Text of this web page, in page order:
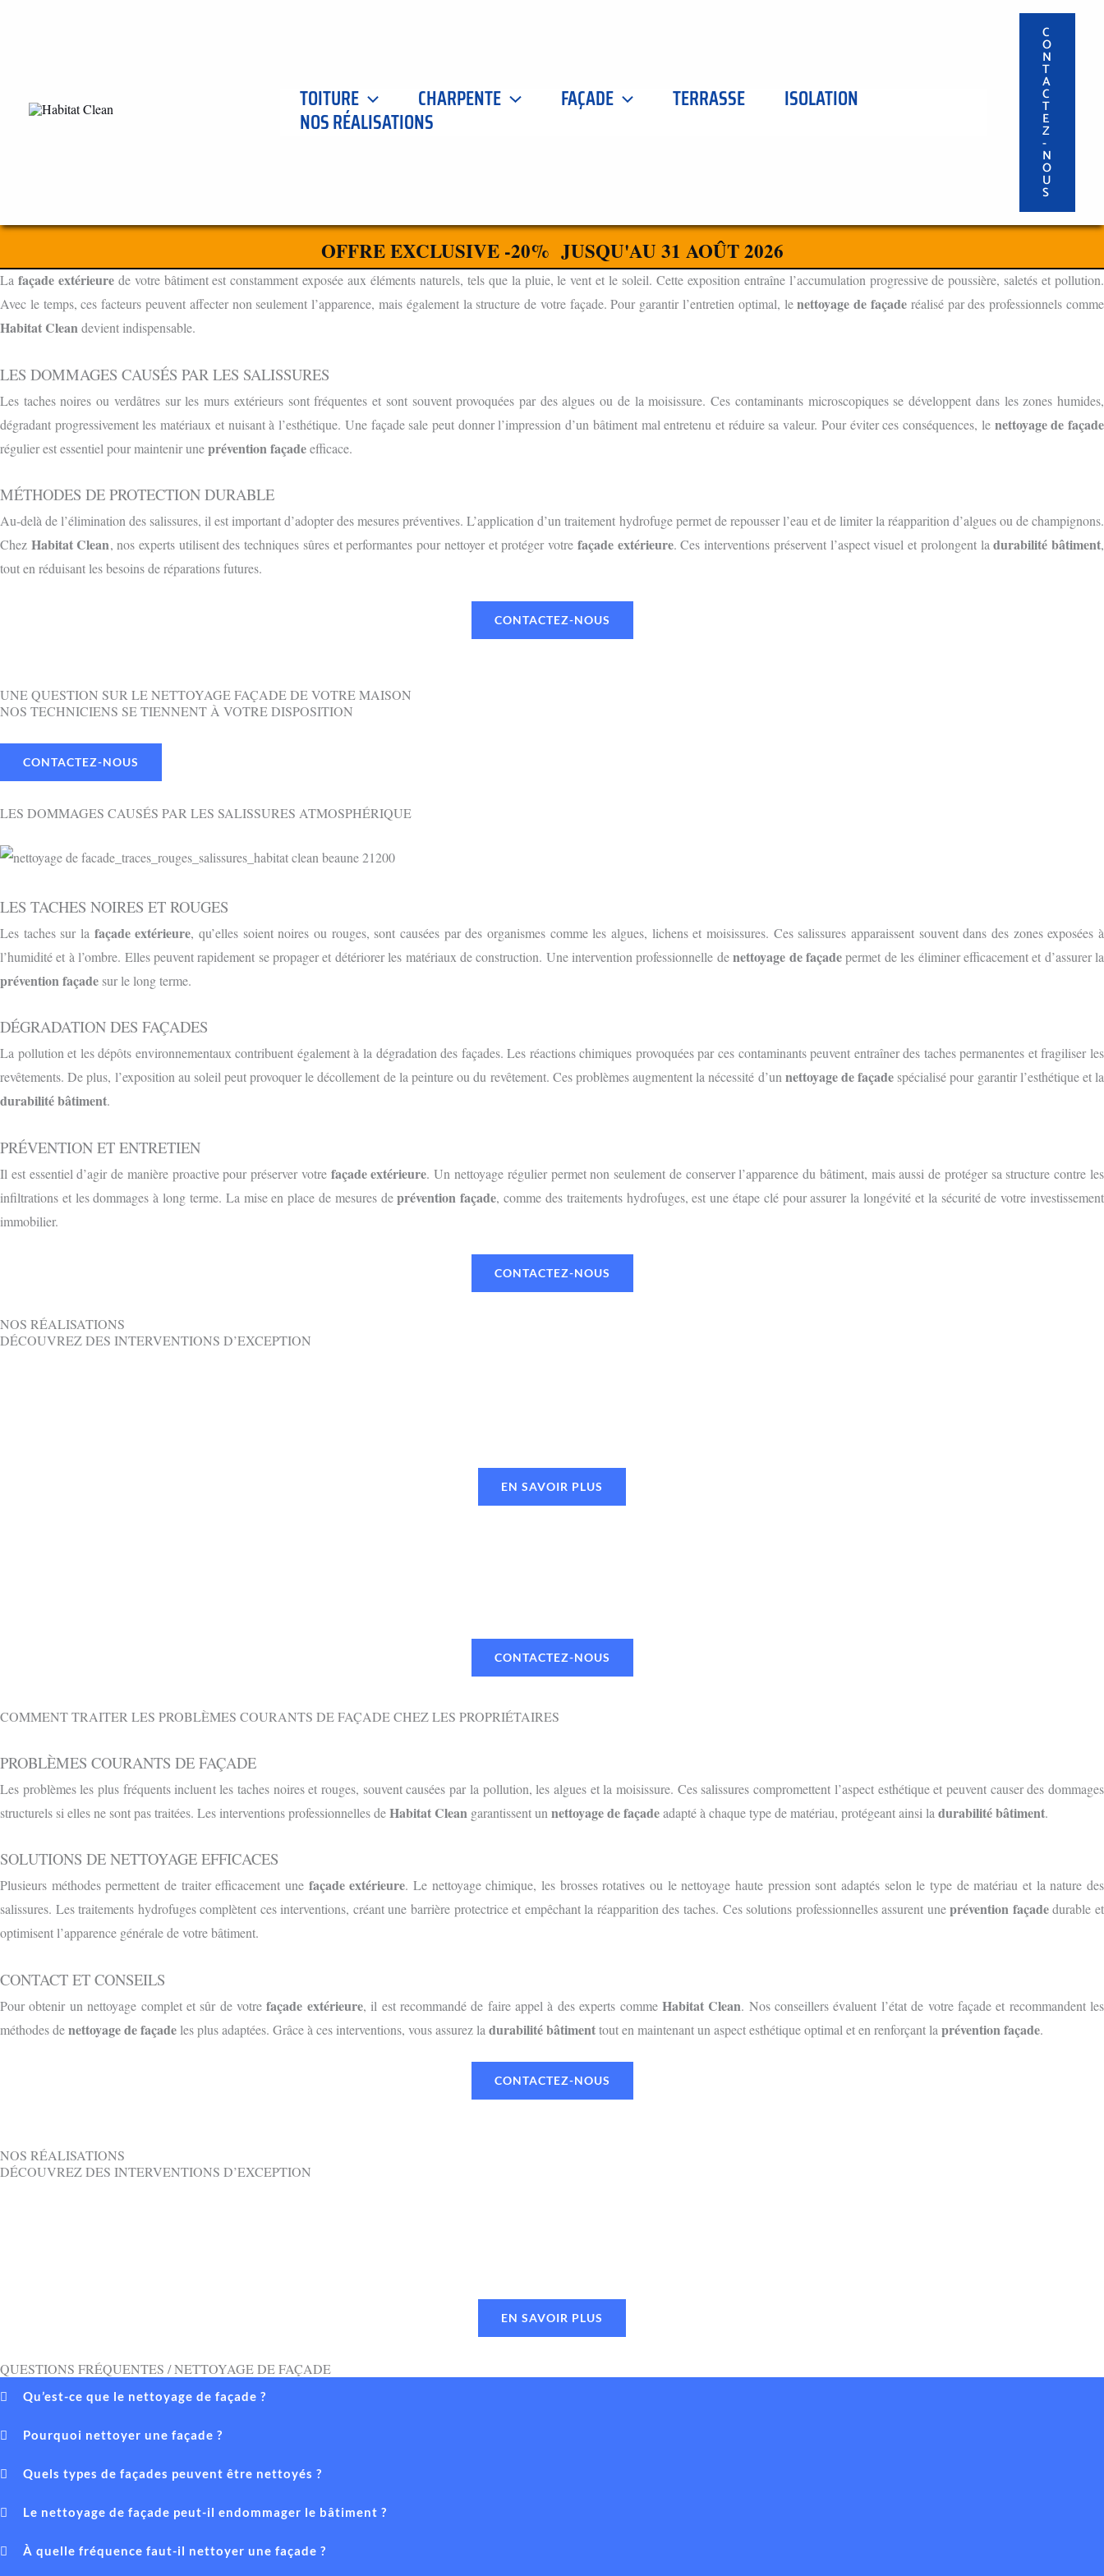
TOITURE CHARPENTE FAÇADE TERRASSE ISOLATION
NOS RÉALISATIONS
C
O
N
T
A
C
T
E
Z
-
N
O
U
S
OFFRE EXCLUSIVE -20% JUSQU'AU 31 AOÛT 2026
ENTREPRISE DE NETTOYAGE DE FAÇADES ET BARDAGES À ALLÉRIOT 71380
POURQUOI LE NETTOYAGE FAÇADE EST ESSENTIEL
La façade extérieurede votre bâtiment est constamment exposée aux éléments naturels, tels que la pluie, le vent et le soleil. Cette exposition entraîne l’accumulation progressive de poussière, saletés et pollution.
Avec le temps, ces facteurs peuvent affecter non seulement l’apparence, mais également la structure de votre façade. Pour garantir l’entretien optimal, lenettoyage de façade réalisé par des professionnels comme
Habitat Cleandevient indispensable.
LES DOMMAGES CAUSÉS PAR LES SALISSURES
Les taches noires ou verdâtres sur les murs extérieurs sont fréquentes et sont souvent provoquées par des algues ou de la moisissure. Ces contaminants microscopiques se développent dans les zones humides,
dégradant progressivement les matériaux et nuisant à l’esthétique. Une façade sale peut donner l’impression d’un bâtiment mal entretenu et réduire sa valeur. Pour éviter ces conséquences, le nettoyage de façade
régulier est essentiel pour maintenir uneprévention façadeefficace.
MÉTHODES DE PROTECTION DURABLE
Au-delà de l’élimination des salissures, il est important d’adopter des mesures préventives. L’application d’un traitement hydrofuge permet de repousser l’eau et de limiter la réapparition d’algues ou de champignons.
Chez Habitat Clean, nos experts utilisent des techniques sûres et performantes pour nettoyer et protéger votre façade extérieure. Ces interventions préservent l’aspect visuel et prolongent ladurabilité bâtiment,
tout en réduisant les besoins de réparations futures.
CONTACTEZ-NOUS
UNE QUESTION SUR LE NETTOYAGE FAÇADE DE VOTRE MAISON
NOS TECHNICIENS SE TIENNENT À VOTRE DISPOSITION
CONTACTEZ-NOUS
LES DOMMAGES CAUSÉS PAR LES SALISSURES ATMOSPHÉRIQUE
LES TACHES NOIRES ET ROUGES
Les taches sur la façade extérieure, qu’elles soient noires ou rouges, sont causées par des organismes comme les algues, lichens et moisissures. Ces salissures apparaissent souvent dans des zones exposées à
l’humidité et à l’ombre. Elles peuvent rapidement se propager et détériorer les matériaux de construction. Une intervention professionnelle denettoyage de façadepermet de les éliminer efficacement et d’assurer la
prévention façade sur le long terme.
DÉGRADATION DES FAÇADES
La pollution et les dépôts environnementaux contribuent également à la dégradation des façades. Les réactions chimiques provoquées par ces contaminants peuvent entraîner des taches permanentes et fragiliser les
revêtements. De plus, l’exposition au soleil peut provoquer le décollement de la peinture ou du revêtement. Ces problèmes augmentent la nécessité d’unnettoyage de façade spécialisé pour garantir l’esthétique et la
durabilité bâtiment.
PRÉVENTION ET ENTRETIEN
Il est essentiel d’agir de manière proactive pour préserver votre façade extérieure. Un nettoyage régulier permet non seulement de conserver l’apparence du bâtiment, mais aussi de protéger sa structure contre les
infiltrations et les dommages à long terme. La mise en place de mesures deprévention façade, comme des traitements hydrofuges, est une étape clé pour assurer la longévité et la sécurité de votre investissement
immobilier.
CONTACTEZ-NOUS
NOS RÉALISATIONS
DÉCOUVREZ DES INTERVENTIONS D’EXCEPTION
EN SAVOIR PLUS
CONTACTEZ-NOUS
COMMENT TRAITER LES PROBLÈMES COURANTS DE FAÇADE CHEZ LES PROPRIÉTAIRES
PROBLÈMES COURANTS DE FAÇADE
Les problèmes les plus fréquents incluent les taches noires et rouges, souvent causées par la pollution, les algues et la moisissure. Ces salissures compromettent l’aspect esthétique et peuvent causer des dommages
structurels si elles ne sont pas traitées. Les interventions professionnelles deHabitat Clean garantissent un nettoyage de façadeadapté à chaque type de matériau, protégeant ainsi la durabilité bâtiment.
SOLUTIONS DE NETTOYAGE EFFICACES
Plusieurs méthodes permettent de traiter efficacement une façade extérieure. Le nettoyage chimique, les brosses rotatives ou le nettoyage haute pression sont adaptés selon le type de matériau et la nature des
salissures. Les traitements hydrofuges complètent ces interventions, créant une barrière protectrice et empêchant la réapparition des taches. Ces solutions professionnelles assurent uneprévention façadedurable et
optimisent l’apparence générale de votre bâtiment.
CONTACT ET CONSEILS
Pour obtenir un nettoyage complet et sûr de votrefaçade extérieure, il est recommandé de faire appel à des experts comme Habitat Clean. Nos conseillers évaluent l’état de votre façade et recommandent les
méthodes denettoyage de façadeles plus adaptées. Grâce à ces interventions, vous assurez la durabilité bâtimenttout en maintenant un aspect esthétique optimal et en renforçant la prévention façade.
CONTACTEZ-NOUS
NOS RÉALISATIONS
DÉCOUVREZ DES INTERVENTIONS D’EXCEPTION
EN SAVOIR PLUS
QUESTIONS FRÉQUENTES / NETTOYAGE DE FAÇADE
Qu’est-ce que le nettoyage de façade ?
Pourquoi nettoyer une façade ?
Quels types de façades peuvent être nettoyés ?
Le nettoyage de façade peut-il endommager le bâtiment ?
À quelle fréquence faut-il nettoyer une façade ?